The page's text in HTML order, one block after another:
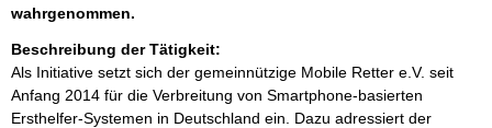
wahrgenommen.
Beschreibung der Tätigkeit:
Als Initiative setzt sich der gemeinnützige Mobile Retter e.V. seit
Anfang 2014 für die Verbreitung von Smartphone-basierten
Ersthelfer-Systemen in Deutschland ein. Dazu adressiert der